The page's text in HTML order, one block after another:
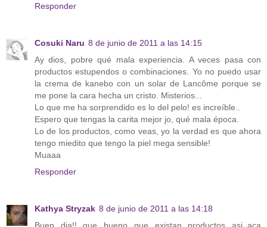
Responder
Cosuki Naru 8 de junio de 2011 a las 14:15
Ay dios, pobre qué mala experiencia. A veces pasa con
productos estupendos o combinaciones. Yo no puedo usar
la crema de kanebo con un solar de Lancôme porque se
me pone la cara hecha un cristo. Misterios...
Lo que me ha sorprendido es lo del pelo! es increíble..
Espero que tengas la carita mejor jo, qué mala época.
Lo de los productos, como veas, yo la verdad es que ahora
tengo miedito que tengo la piel mega sensible!
Muaaa
Responder
Kathya Stryzak 8 de junio de 2011 a las 14:18
Buen dia!! que bueno que existan productos asi..aca